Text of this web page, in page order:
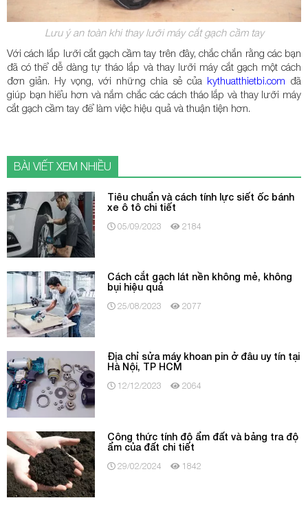
Lưu ý an toàn khi thay lưỡi máy cắt gạch cầm tay
Với cách lắp lưỡi cắt gạch cầm tay trên đây, chắc chắn rằng các bạn
đã có thể dễ dàng tự tháo lắp và thay lưỡi máy cắt gạch một cách
đơn giản. Hy vọng, với những chia sẻ của kythuatthietbi.com đã
giúp bạn hiểu hơn và nắm chắc các cách tháo lắp và thay lưỡi máy
cắt gạch cầm tay để làm việc hiệu quả và thuận tiện hơn.
BÀI VIẾT XEM NHIỀU
Tiêu chuẩn và cách tính lực siết ốc bánh
xe ô tô chi tiết
05/09/2023 2184
Cách cắt gạch lát nền không mẻ, không
bụi hiệu quả
25/08/2023 2077
Địa chỉ sửa máy khoan pin ở đâu uy tín tại
Hà Nội, TP HCM
12/12/2023 2064
Công thức tính độ ẩm đất và bảng tra độ
ẩm của đất chi tiết
29/02/2024 1842